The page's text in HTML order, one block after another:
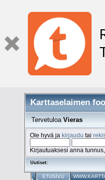
Karttaselaimen
Tervetuloa Vieras
Ole hyvä jakirjaudu tai
Kirjautuaksesi anna
Uutiset:
ETUSIVU